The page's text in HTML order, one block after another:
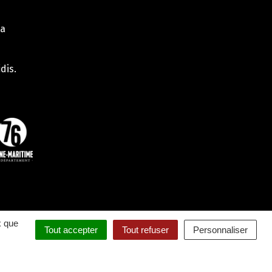
que
Tout accepter Tout refuser Personnaliser